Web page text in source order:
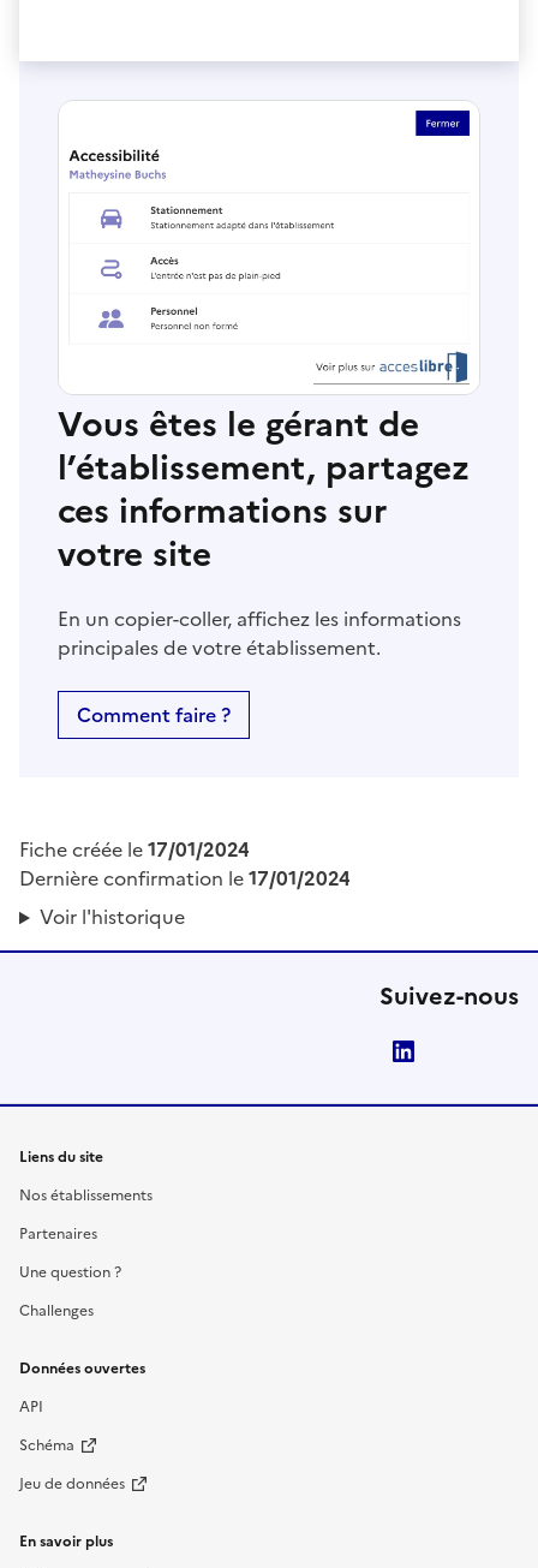
Vous êtes le gérant de
l’établissement, partagez
ces informations sur
votre site
En un copier-coller, affichez les informations
principales de votre établissement.
Comment faire ?
Fiche créée le17/01/2024
Dernière confirmation le17/01/2024
Voir l'historique
Suivez-nous
Liens du site
Nos établissements
Partenaires
Une question ?
Challenges
Données ouvertes
API
Schéma
Jeu de données
En savoir plus